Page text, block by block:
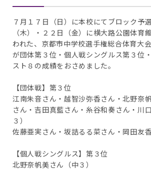
７月１７日（日）に本校にてブロック予
（木）・ ２２日（金）に横大路公園体育
われた、 京都市中学校選手権総合体育大
が団体第３位・個人戦シングルス第３位
スト８の成績をおさめました。
【団体戦】第３位
江南朱音さん・越智沙弥香さん・北野奈
さん・吉田真藍さん・糸谷和奏さん・川
３）
佐藤亜実さん・坂詰るる菜さん・岡田友香
【個人戦シングルス】第３位
北野奈帆美さん（中３）